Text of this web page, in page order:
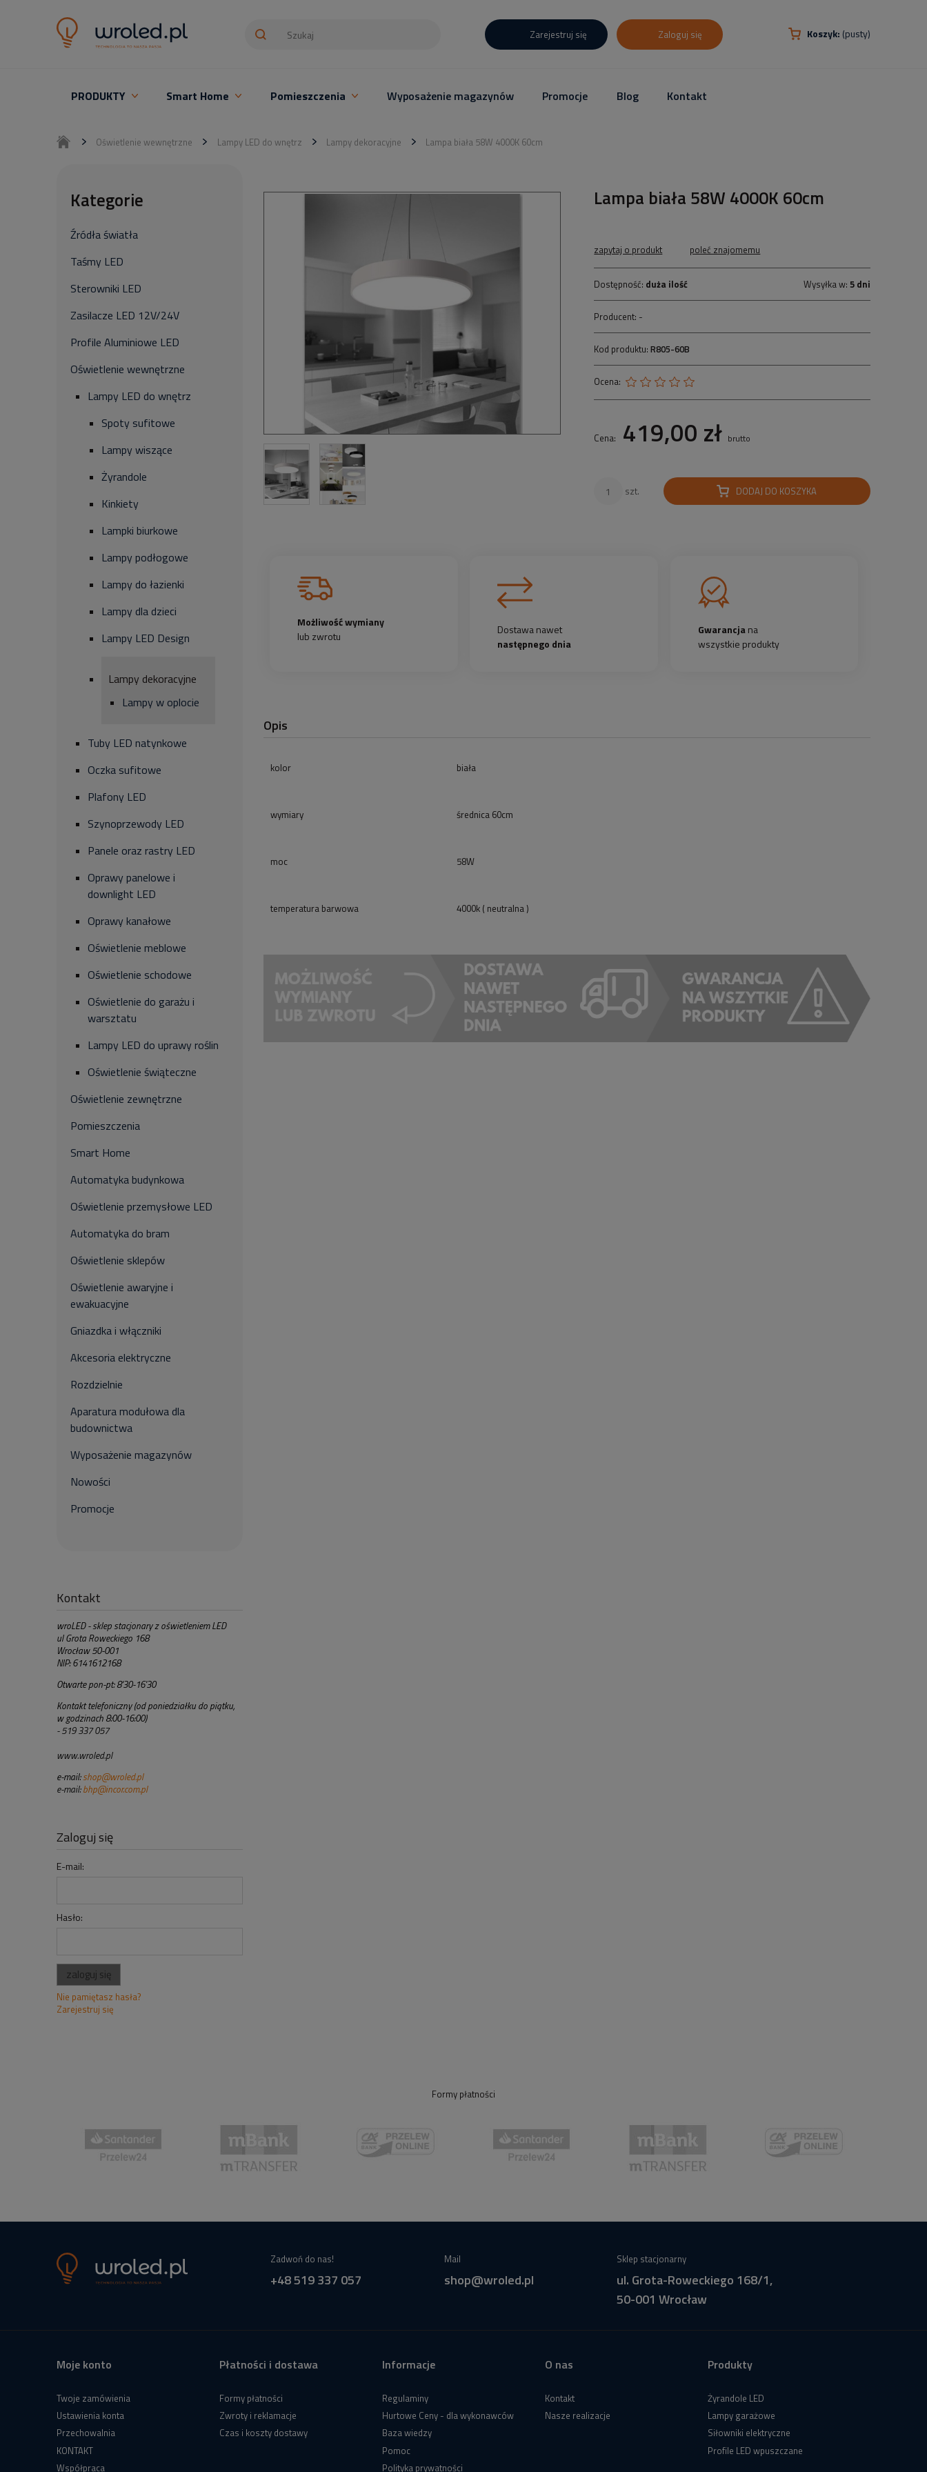
Koszyk: (pusty)
Zarejestruj się Zaloguj się
PRODUKTY Smart Home Pomieszczenia Wyposażenie magazynów Promocje Blog Kontakt
Oświetlenie wewnętrzne Lampy LED do wnętrz Lampy dekoracyjne Lampa biała 58W 4000K 60cm
Kategorie
Źródła światła
Taśmy LED
Sterowniki LED
Zasilacze LED 12V/24V
Profile Aluminiowe LED
Oświetlenie wewnętrzne
Lampy LED do wnętrz
Spoty sufitowe
Lampy wiszące
Żyrandole
Kinkiety
Lampki biurkowe
Lampy podłogowe
Lampy do łazienki
Lampy dla dzieci
Lampy LED Design
Lampy dekoracyjne
Lampy w oplocie
Tuby LED natynkowe
Oczka sufitowe
Plafony LED
Szynoprzewody LED
Panele oraz rastry LED
Oprawy panelowe i
downlight LED
Oprawy kanałowe
Oświetlenie meblowe
Oświetlenie schodowe
Oświetlenie do garażu i
warsztatu
Lampy LED do uprawy roślin
Oświetlenie świąteczne
Oświetlenie zewnętrzne
Pomieszczenia
Smart Home
Automatyka budynkowa
Oświetlenie przemysłowe LED
Automatyka do bram
Oświetlenie sklepów
Oświetlenie awaryjne i
ewakuacyjne
Gniazdka i włączniki
Akcesoria elektryczne
Rozdzielnie
Aparatura modułowa dla
budownictwa
Wyposażenie magazynów
Nowości
Promocje
Kontakt
wroLED - sklep stacjonary z oświetleniem LED
ul Grota Roweckiego 168
Wrocław 50-001
NIP: 6141612168
Otwarte pon-pt: 8'30-16'30
Kontakt telefoniczny (od poniedziałku do piątku,
w godzinach 8:00-16:00)
- 519 337 057
www.wroled.pl
e-mail: shop@wroled.pl
e-mail:bhp@incor.com.pl
Zaloguj się
E-mail:
Hasło:
zaloguj się
Nie pamiętasz hasła?
Zarejestruj się
Lampa biała 58W 4000K 60cm
zapytaj o produkt poleć znajomemu
Dostępność: duża ilość Wysyłka w: 5 dni
Producent: -
Kod produktu: R805-60B
Ocena:
Cena: 419,00 zł brutto
szt. DODAJ DO KOSZYKA
Możliwość wymiany
lub zwrotu
Dostawa nawet
następnego dnia
Gwarancjana
wszystkie produkty
Opis
kolor biała
wymiary średnica 60cm
moc 58W
temperatura barwowa 4000k ( neutralna )
Formy płatności
Zadwoń do nas!
+48 519 337 057
Mail
shop@wroled.pl
Sklep stacjonarny
ul. Grota-Roweckiego 168/1,
50-001 Wrocław
Moje konto
Twoje zamówienia
Ustawienia konta
Przechowalnia
KONTAKT
Współpraca
Płatności i dostawa
Formy płatności
Zwroty i reklamacje
Czas i koszty dostawy
Informacje
Regulaminy
Hurtowe Ceny - dla wykonawców
Baza wiedzy
Pomoc
Polityka prywatności
O nas
Kontakt
Nasze realizacje
Produkty
Żyrandole LED
Lampy garażowe
Siłowniki elektryczne
Profile LED wpuszczane